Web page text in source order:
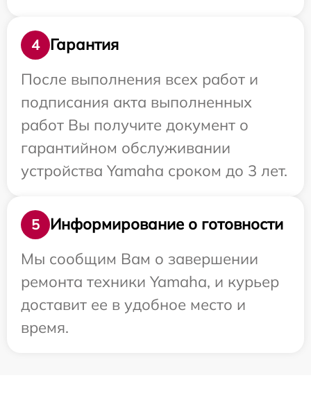
4
Гарантия
После выполнения всех работ и
подписания акта выполненных
работ Вы получите документ о
гарантийном обслуживании
устройства Yamaha сроком до 3 лет.
5
Информирование о готовности
Мы сообщим Вам о завершении
ремонта техники Yamaha, и курьер
доставит ее в удобное место и
время.